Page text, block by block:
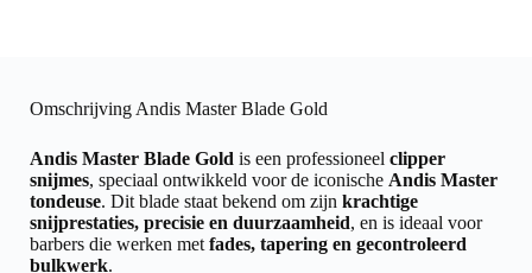
Omschrijving Andis Master Blade Gold
Andis Master Blade Gold is een professioneel clipper
snijmes, speciaal ontwikkeld voor de iconische Andis Master
tondeuse. Dit blade staat bekend om zijn krachtige
snijprestaties, precisie en duurzaamheid, en is ideaal voor
barbers die werken met fades, tapering en gecontroleerd
bulkwerk.